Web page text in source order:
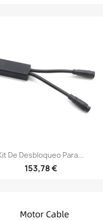
Vista rápida
De Desbloqueo Para...
153,78 €